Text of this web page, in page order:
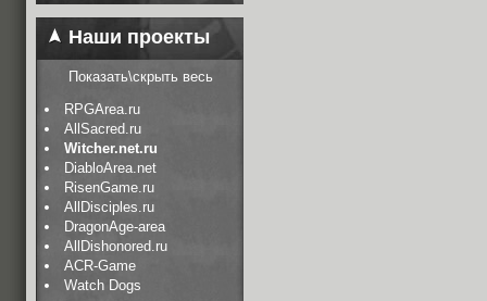
Наши проекты
Показать\скрыть весь
RPGArea.ru
AllSacred.ru
Witcher.net.ru
DiabloArea.net
RisenGame.ru
AllDisciples.ru
DragonAge-area
AllDishonored.ru
ACR-Game
Watch Dogs